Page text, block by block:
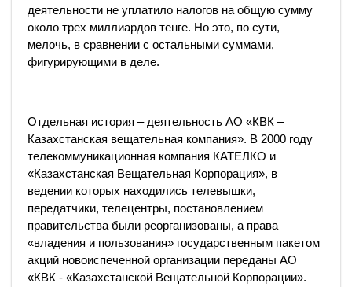
деятельности не уплатило налогов на общую сумму
около трех миллиардов тенге. Но это, по сути,
мелочь, в сравнении с остальными суммами,
фигурирующими в деле.
Отдельная история – деятельность АО «КВК –
Казахстанская вещательная компания». В 2000 году
телекоммуникационная компания КАТЕЛКО и
«Казахстанская Вещательная Корпорация», в
ведении которых находились телевышки,
передатчики, телецентры, постановлением
правительства были реорганизованы, а права
«владения и пользования» государственным пакетом
акций новоиспеченной организации переданы АО
«КВК - «Казахстанской Вещательной Корпорации».